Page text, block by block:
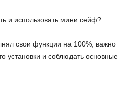
и использовать мини сейф?
свои функции на 100%, важно
установки и соблюдать основные